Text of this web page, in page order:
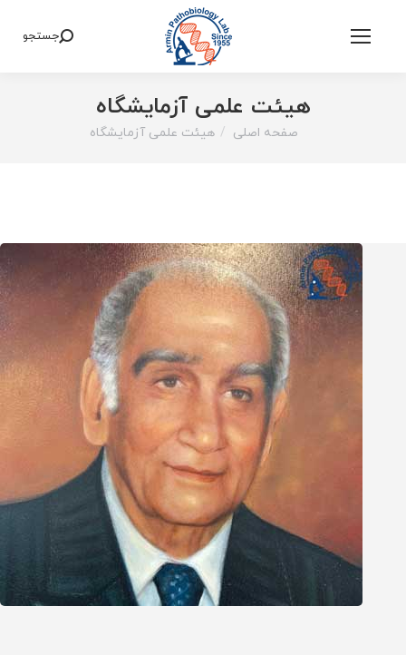
Search:
جستجو
هیئت علمی آزمایشگاه
You are here:
صفحه اصلی هیئت علمی آزمایشگاه